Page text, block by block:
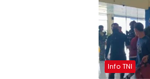
Info TNI